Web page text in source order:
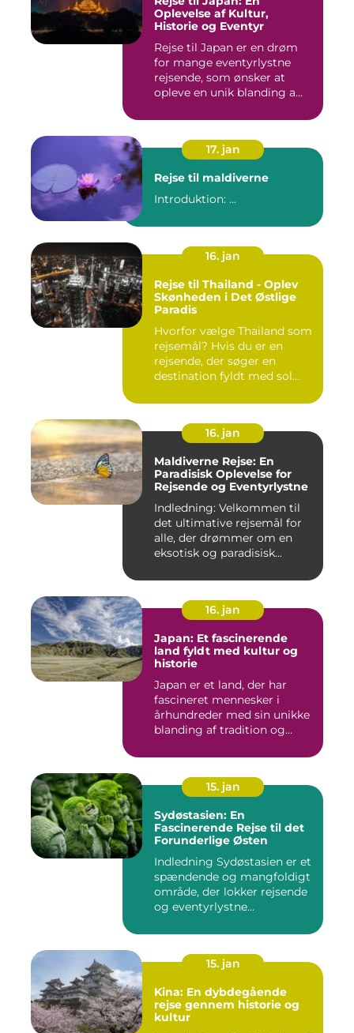
Oplevelse af Kultur,
Historie og Eventyr
Rejse til Japan er en drøm
for mange eventyrlystne
rejsende, som ønsker at
opleve en unik blanding a...
17. jan
Rejse til maldiverne
Introduktion: ...
16. jan
Rejse til Thailand - Oplev
Skønheden i Det Østlige
Paradis
Hvorfor vælge Thailand som
rejsemål? Hvis du er en
rejsende, der søger en
destination fyldt med sol...
16. jan
Maldiverne Rejse: En
Paradisisk Oplevelse for
Rejsende og Eventyrlystne
Indledning: Velkommen til
det ultimative rejsemål for
alle, der drømmer om en
eksotisk og paradisisk...
16. jan
Japan: Et fascinerende
land fyldt med kultur og
historie
Japan er et land, der har
fascineret mennesker i
århundreder med sin unikke
blanding af tradition og...
15. jan
Sydøstasien: En
Fascinerende Rejse til det
Forunderlige Østen
Indledning Sydøstasien er et
spændende og mangfoldigt
område, der lokker rejsende
og eventyrlystne...
15. jan
Kina: En dybdegående
rejse gennem historie og
kultur